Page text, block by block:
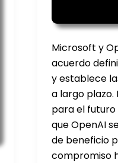
Microsoft y
acuerdo
y establece
a largo plazo.
para el futuro
que OpenAI
de beneficio
compromiso